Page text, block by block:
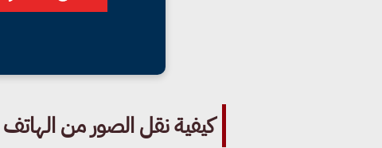
كيفية نقل الصور من الهاتف